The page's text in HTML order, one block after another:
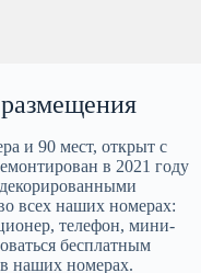
и 90 мест, открыт с
в 2021 году
всех наших номерах:
телефон, мини-
бесплатным
наших номерах.